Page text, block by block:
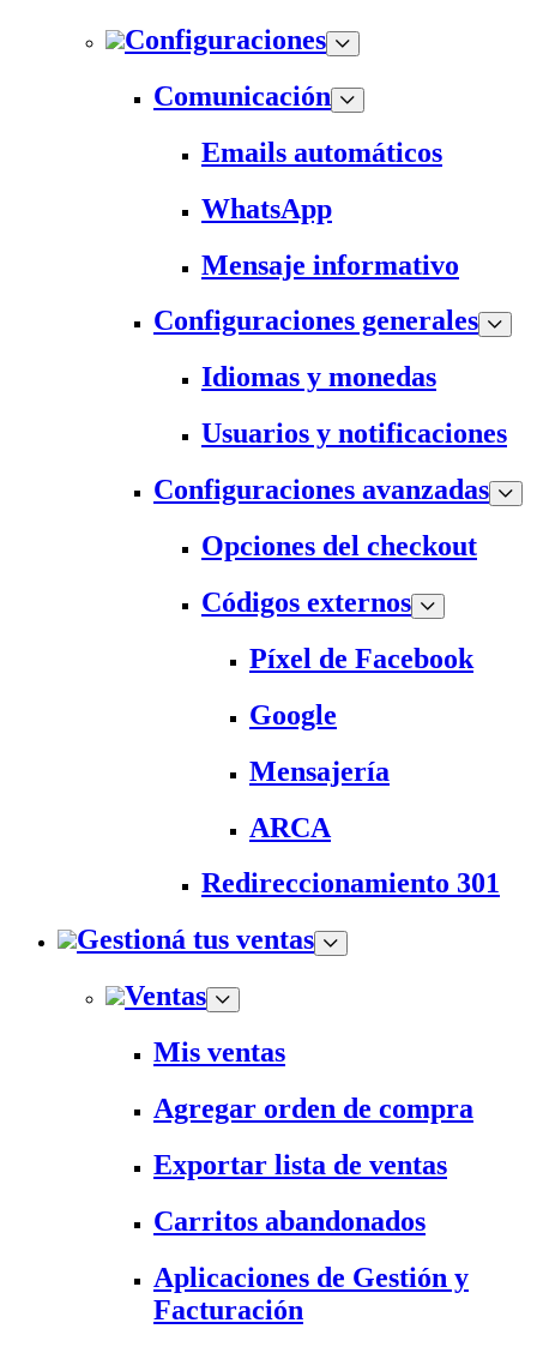
Configuraciones
Comunicación
Emails automáticos
WhatsApp
Mensaje informativo
Configuraciones generales
Idiomas y monedas
Usuarios y notificaciones
Configuraciones avanzadas
Opciones del checkout
Códigos externos
Píxel de Facebook
Google
Mensajería
ARCA
Redireccionamiento 301
Gestioná tus ventas
Ventas
Mis ventas
Agregar orden de compra
Exportar lista de ventas
Carritos abandonados
Aplicaciones de Gestión y
Facturación